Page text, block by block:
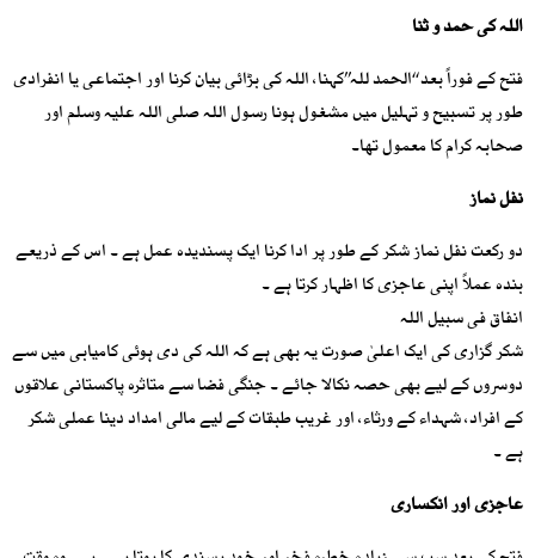
اللہ کی حمد و ثنا
فتح کے فوراً بعد ‘‘الحمد للہ’’کہنا، اللہ کی بڑائی بیان کرنا اور اجتماعی یا انفرادی
طور پر تسبیح و تہلیل میں مشغول ہونا رسول اللہ صلی اللہ علیہ وسلم اور
صحابہ کرام کا معمول تھا۔
نفل نماز
دو رکعت نفل نماز شکر کے طور پر ادا کرنا ایک پسندیدہ عمل ہے ۔ اس کے ذریعے
بندہ عملاً اپنی عاجزی کا اظہار کرتا ہے ۔
انفاق فی سبیل اللہ
شکر گزاری کی ایک اعلیٰ صورت یہ بھی ہے کہ اللہ کی دی ہوئی کامیابی میں سے
دوسروں کے لیے بھی حصہ نکالا جائے ۔ جنگی فضا سے متاثرہ پاکستانی علاقوں
کے افراد، شہداء کے ورثاء، اور غریب طبقات کے لیے مالی امداد دینا عملی شکر
ہے ۔
عاجزی اور انکساری